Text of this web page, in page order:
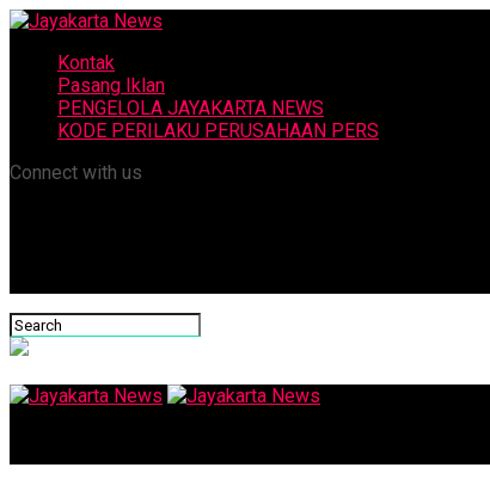
Kontak
Pasang Iklan
PENGELOLA JAYAKARTA NEWS
KODE PERILAKU PERUSAHAAN PERS
Connect with us